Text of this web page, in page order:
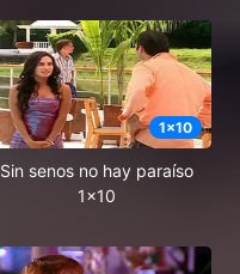
1x10
Sin senos no hay paraíso
1x10